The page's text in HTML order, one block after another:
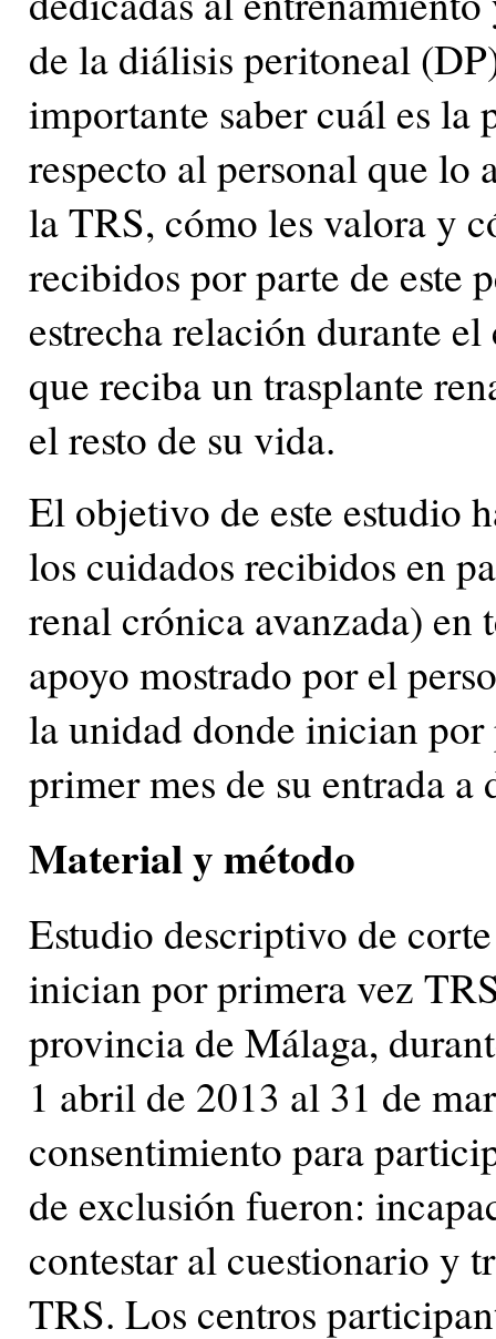
de la diálisis peritoneal
importante saber cuál es la
respecto al personal que
la TRS, cómo les valora y
recibidos por parte de este
estrecha relación durante
que reciba un trasplante
el resto de su vida.
El objetivo de este estudio
los cuidados recibidos en
renal crónica avanzada)
apoyo mostrado por el
la unidad donde inician
primer mes de su entrada a
Material y método
Estudio descriptivo de
inician por primera vez
provincia de Málaga,
1 abril de 2013 al 31 de
consentimiento para
de exclusión fueron:
contestar al cuestionario y
TRS. Los centros